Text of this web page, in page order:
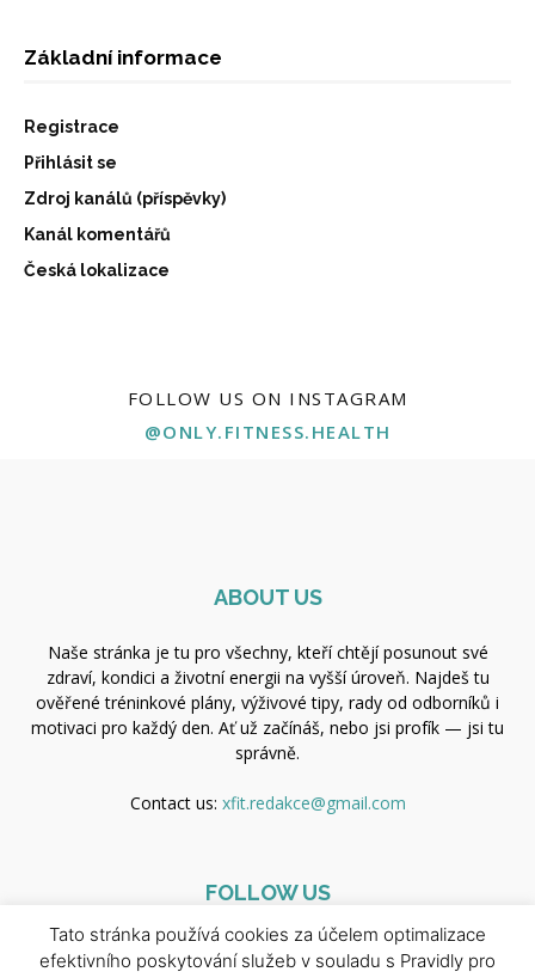
Základní informace
Registrace
Přihlásit se
Zdroj kanálů (příspěvky)
Kanál komentářů
Česká lokalizace
FOLLOW US ON INSTAGRAM
@ONLY.FITNESS.HEALTH
ABOUT US
Naše stránka je tu pro všechny, kteří chtějí posunout své
zdraví, kondici a životní energii na vyšší úroveň. Najdeš tu
ověřené tréninkové plány, výživové tipy, rady od odborníků i
motivaci pro každý den. Ať už začínáš, nebo jsi profík — jsi tu
správně.
Contact us: xfit.redakce@gmail.com
FOLLOW US
Tato stránka používá cookies za účelem optimalizace
efektivního poskytování služeb v souladu s Pravidly pro